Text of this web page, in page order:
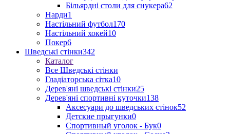
Більярдні столи для снукера62
Нарди1
Настільний футбол170
Настільний хокей10
Покер6
Шведські стінки342
Каталог
Все Шведські стінки
Гладіаторська сітка10
Дерев'яні шведські стінки25
Дерев'яні спортивні куточки138
Аксесуари до шведських стінок52
Детские прыгунки0
Спортивный уголок - Бук0